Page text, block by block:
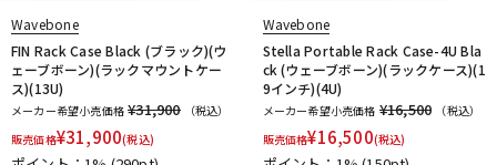
Wavebone
FIN Rack Case Black (ブラック)(ウ
ェーブボーン)(ラックマウントケー
ス)(13U)
メーカー希望小売価格 ¥31,900
（税込）
販売価格¥31,900(税込)
Wavebone
Stella Portable Rack Case-4U Bla
ck (ウェーブボーン)(ラックケース)(1
9インチ)(4U)
メーカー希望小売価格 ¥16,500
（税込）
販売価格¥16,500(税込)